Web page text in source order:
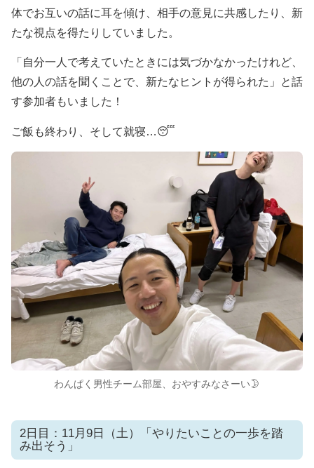
体でお互いの話に耳を傾け、相手の意見に共感したり、新
たな視点を得たりしていました。
「自分一人で考えていたときには気づかなかったけれど、
他の人の話を聞くことで、新たなヒントが得られた」と話
す参加者もいました！
ご飯も終わり、そして就寝…😴
わんぱく男性チーム部屋、おやすみなさーい🌛
2日目：11月9日（土）「やりたいことの一歩を踏
み出そう」